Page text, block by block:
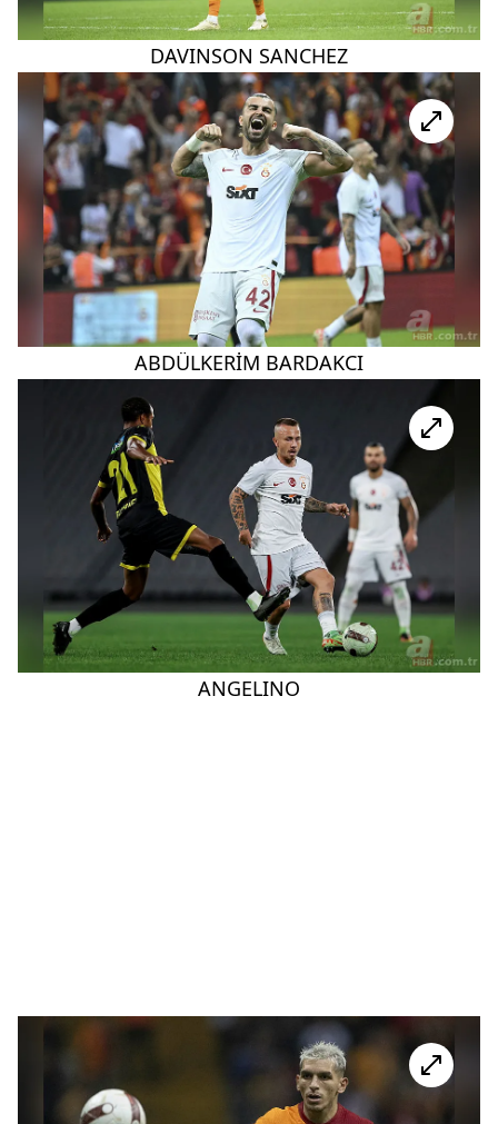
DAVINSON SANCHEZ
ABDÜLKERİM BARDAKCI
ANGELINO